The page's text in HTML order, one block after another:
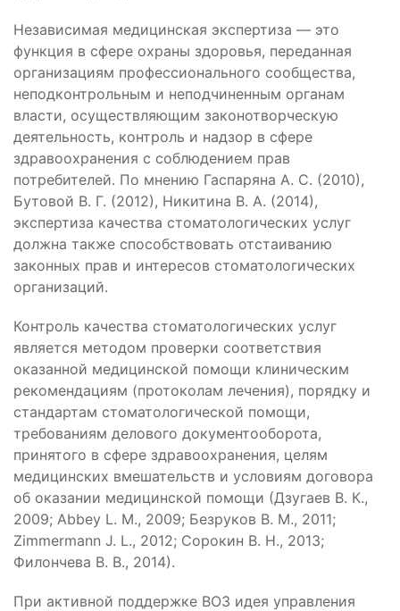
Независимая медицинская экспертиза — это
функция в сфере охраны здоровья, переданная
организациям профессионального сообщества,
неподконтрольным и неподчиненным органам
власти, осуществляющим законотворческую
деятельность, контроль и надзор в сфере
здравоохранения с соблюдением прав
потребителей. По мнению Гаспаряна А. С. (2010),
Бутовой В. Г. (2012), Никитина В. А. (2014),
экспертиза качества стоматологических услуг
должна также способствовать отстаиванию
законных прав и интересов стоматологических
организаций.
Контроль качества стоматологических услуг
является методом проверки соответствия
оказанной медицинской помощи клиническим
рекомендациям (протоколам лечения), порядку и
стандартам стоматологической помощи,
требованиям делового документооборота,
принятого в сфере здравоохранения, целям
медицинских вмешательств и условиям договора
об оказании медицинской помощи (Дзугаев В. К.,
2009; Abbey L. M., 2009; Безруков В. М., 2011;
Zimmermann J. L., 2012; Сорокин В. Н., 2013;
Филончева В. В., 2014).
При активной поддержке ВОЗ идея управления